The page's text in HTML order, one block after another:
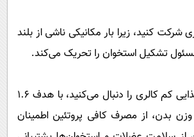
شرکت کنید، زیرا بار مکانیکی ناشی از بلند
تشکیل استخوان را تحریک می‌کند.
دوم: در حالی که رژیم غذایی کم کالری را دنبال می‌کنید، با هدف ۱.۶
بدن، از مصرف کافی پروتئین اطمینان